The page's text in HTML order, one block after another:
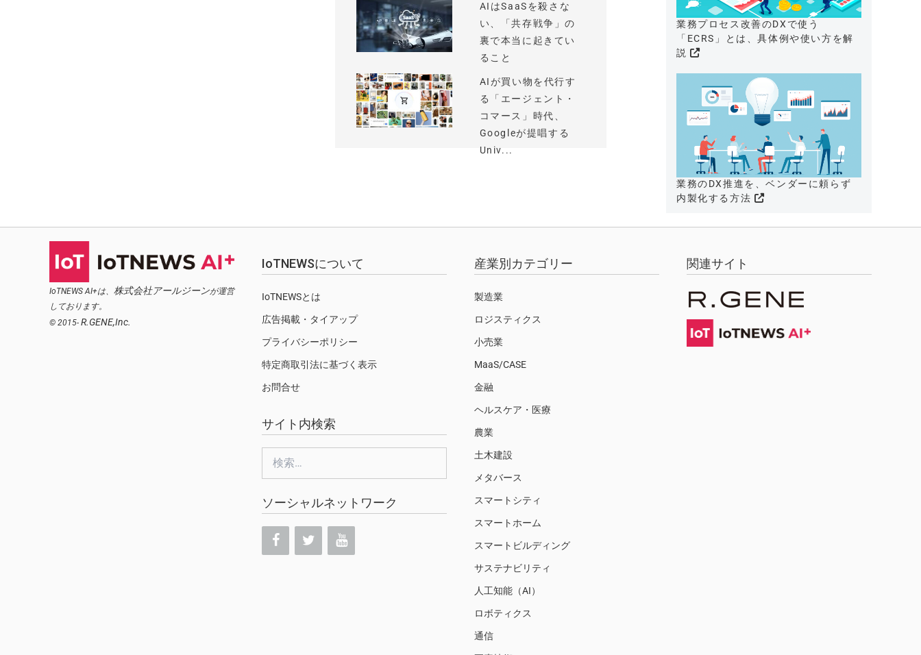
AIはSaaSを殺さな
い、「共存戦争」の
裏で本当に起きてい
ること
AIが買い物を代行す
る「エージェント・
コマース」時代、
Googleが提唱する
Univ...
業務プロセス改善のDXで使う
「ECRS」とは、具体例や使い方を解
説
業務のDX推進を、ベンダーに頼らず
内製化する方法
IoTNEWS AI+は、 株式会社アールジーンが運営
しております。
© 2015- R.GENE,Inc.
IoTNEWSについて
IoTNEWSとは
広告掲載・タイアップ
プライバシーポリシー
特定商取引法に基づく表示
お問合せ
サイト内検索
索:
ソーシャルネットワーク
産業別カテゴリー
製造業
ロジスティクス
小売業
MaaS/CASE
金融
ヘルスケア・医療
農業
土木建設
メタバース
スマートシティ
スマートホーム
スマートビルディング
サステナビリティ
人工知能（AI）
ロボティクス
通信
関連サイト